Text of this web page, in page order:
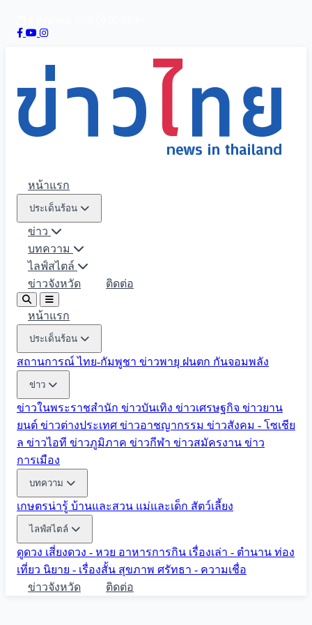
หน้าแรก
ประเด็นร้อน
ข่าว
บทความ
ไลฟ์สไตล์
ข่าวจังหวัด
ติดต่อ
หน้าแรก
ประเด็นร้อน
สถานการณ์ ไทย-กัมพูชา ข่าวพายุ ฝนตก กันจอมพลัง
ข่าว
ข่าวในพระราชสำนัก ข่าวบันเทิง ข่าวเศรษฐกิจ ข่าวยาน
ยนต์ ข่าวต่างประเทศ ข่าวอาชญากรรม ข่าวสังคม - โซเชีย
ล ข่าวไอที ข่าวภูมิภาค ข่าวกีฬา ข่าวสมัครงาน ข่าว
การเมือง
บทความ
เกษตรน่ารู้ บ้านและสวน แม่และเด็ก สัตว์เลี้ยง
ไลฟ์สไตล์
ดูดวง เสี่ยงดวง - หวย อาหารการกิน เรื่องเล่า - ตำนาน ท่อง
เที่ยว นิยาย - เรื่องสั้น สุขภาพ ศรัทธา - ความเชื่อ
ข่าวจังหวัด
ติดต่อ